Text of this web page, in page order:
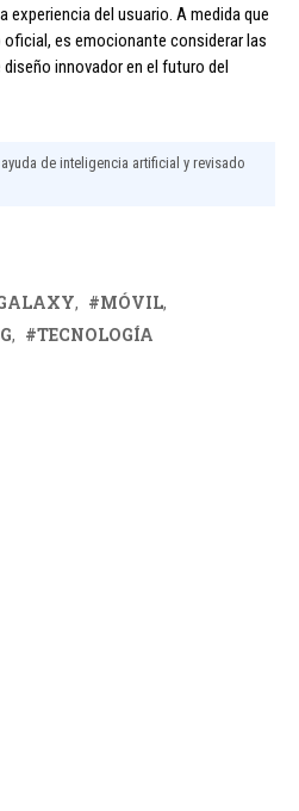
experiencia del usuario. A medida que
es emocionante considerar las
innovador en el futuro del
de inteligencia artificial y revisado
MÓVIL
TECNOLOGÍA